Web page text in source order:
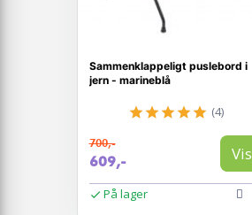
Sammenklappeligt puslebord i
jern - marineblå
(4)
700,-
609,- Vis
På lager